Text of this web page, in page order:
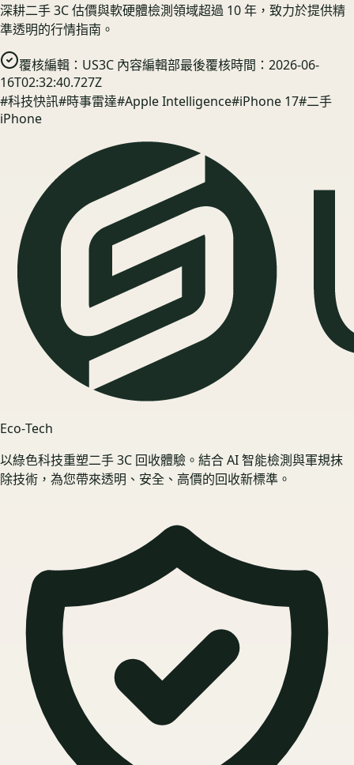
深耕二手 3C 估價與軟硬體檢測領域超過 10 年，致力於提供精
準透明的行情指南。
覆核編輯： US3C 內容編輯部最後覆核時間： 2026-06-
16T02:32:40.727Z
#科技快訊#時事雷達#Apple Intelligence#iPhone 17#二手
iPhone
Eco‑Tech
以綠色科技重塑二手 3C 回收體驗。結合 AI 智能檢測與軍規抹
除技術，為您帶來透明、安全、高價的回收新標準。